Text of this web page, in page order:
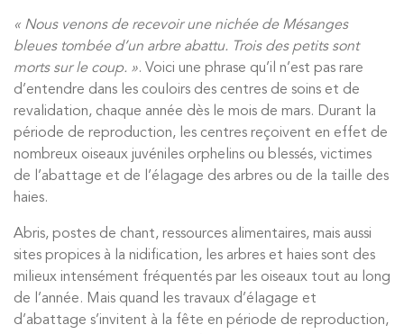
« Nous venons de recevoir une nichée de Mésanges
bleues tombée d’un arbre abattu. Trois des petits sont
morts sur le coup. ». Voici une phrase qu’il n’est pas rare
d’entendre dans les couloirs des centres de soins et de
revalidation, chaque année dès le mois de mars. Durant la
période de reproduction, les centres reçoivent en effet de
nombreux oiseaux juvéniles orphelins ou blessés, victimes
de l’abattage et de l’élagage des arbres ou de la taille des
haies.
Abris, postes de chant, ressources alimentaires, mais aussi
sites propices à la nidification, les arbres et haies sont des
milieux intensément fréquentés par les oiseaux tout au long
de l’année. Mais quand les travaux d’élagage et
d’abattage s’invitent à la fête en période de reproduction,